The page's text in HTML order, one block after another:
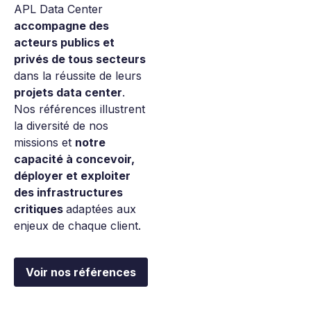
APL Data Center
accompagne des
acteurs publics et
privés de tous secteurs
dans la réussite de leurs
projets data center.
Nos références illustrent
la diversité de nos
missions et notre
capacité à concevoir,
déployer et exploiter
des infrastructures
critiques adaptées aux
enjeux de chaque client.
Voir nos références